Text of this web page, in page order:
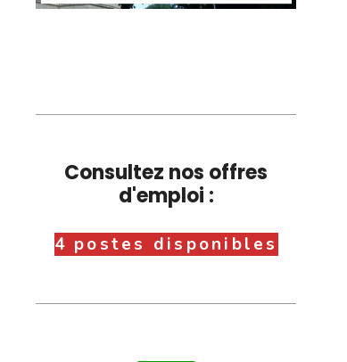
Consultez nos offres
d'emploi :
4 postes disponibles